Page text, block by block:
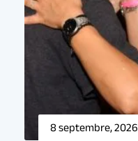
8 septembre, 2026